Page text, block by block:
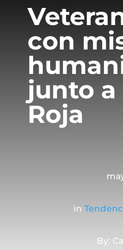
con
junto a
Roja
in
By: